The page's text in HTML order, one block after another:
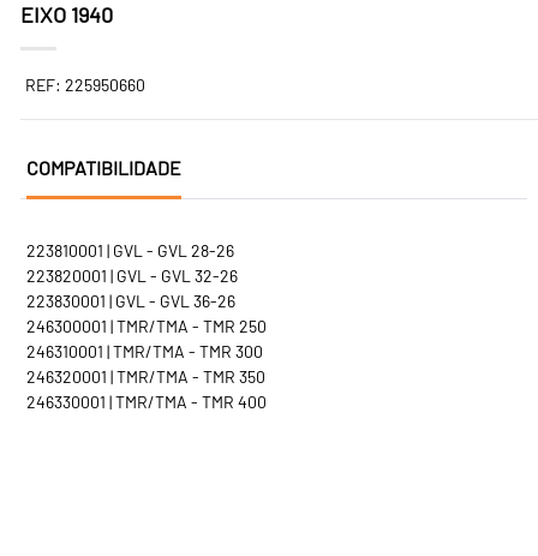
EIXO 1940
REF: 225950660
COMPATIBILIDADE
223810001 | GVL - GVL 28-26
223820001 | GVL - GVL 32-26
223830001 | GVL - GVL 36-26
246300001 | TMR/TMA - TMR 250
246310001 | TMR/TMA - TMR 300
246320001 | TMR/TMA - TMR 350
246330001 | TMR/TMA - TMR 400